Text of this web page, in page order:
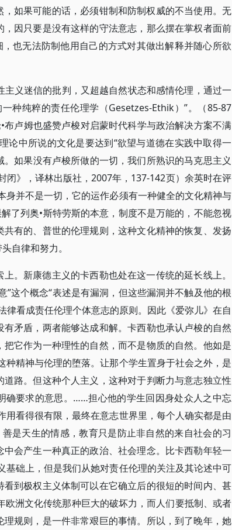
如果可能的话，必须钳制和防制权威的不当使用。无
因只要是没有这样的守法意志，那么摆在掌权者面前
也无法防制他用自己的方式对其做出解释并随心所欲
义迷信的批判，又超越自然状态和感情伦理，通过一
种纯粹的责任伦理学（Gesetzes-Ethik）”。（85-87
卢姆也盛赞卢梭对启蒙时代科学与政治解决方案不满
论中所说的文化是要达到“欲望与道德在实践中取得一
如果没有卢梭所做的一切，我们所熟识的马克思主义
闭》，译林出版社，2007年，137-142页）余英时在评
身并不是一切，它的运作必须有一种健全的文化精神与
了列奥•斯特劳斯的本意，制度不是万能的，不能忽视
有的、普世的伦理规则，这种文化精神的恢复、发扬
自律和努力。
。新康德主义的卡西勒也处在这一传统的延长线上。
这个概念“表述是有漏洞，但这些漏洞并不触及他的根
律看成责任伦理个体意志的原则。因此《爱弥儿》在自
矛盾，两者能够达成和解。卡西勒也承认卢梭的自然
它作为一种理性的自然，而不是物质的自然。他如是
精神与伦理的堕落。让那个学生置身于社会之外，是
路。但这种个人主义，这种对于判断力与意志独立性
确要求的意思。……担心他的学生回因身处众人之中忘
看得很有限，最终在意志世界里，每个人确实都是由
是天生的情感，教育只是防止非自然的来自社会的习
会产生一种真正的政治、社会理念。比卡西勒年轻一
基础上，但是我们从她对责任伦理的关注及其论述中可
到极权主义体制可以在它确立后的很短的时间内、甚
洲文化传统那种巨大的破坏力，而人们要抵制、或者
规则，是一件非常艰巨的事情。所以，到了晚年，她